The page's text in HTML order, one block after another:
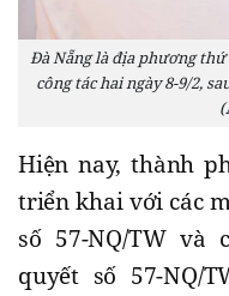
Đà Nẵng là địa phương
công tác hai ngày 8-9/2,
Hiện nay, thành
triển khai với các
số 57-NQ/TW và
quyết số 57-NQ/